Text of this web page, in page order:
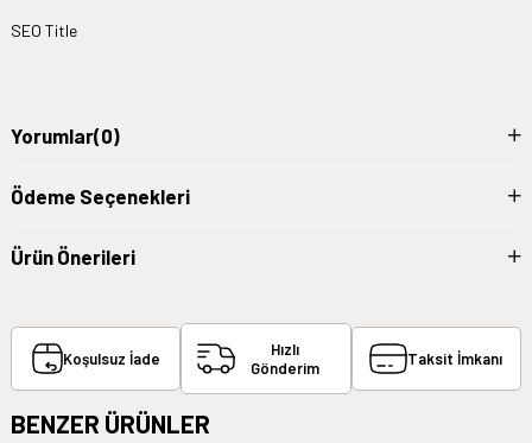
SEO Title
Yorumlar(0)
Ödeme Seçenekleri
Ürün Önerileri
Koşulsuz İade
Hızlı
Gönderim
Taksit İmkanı
BENZER ÜRÜNLER